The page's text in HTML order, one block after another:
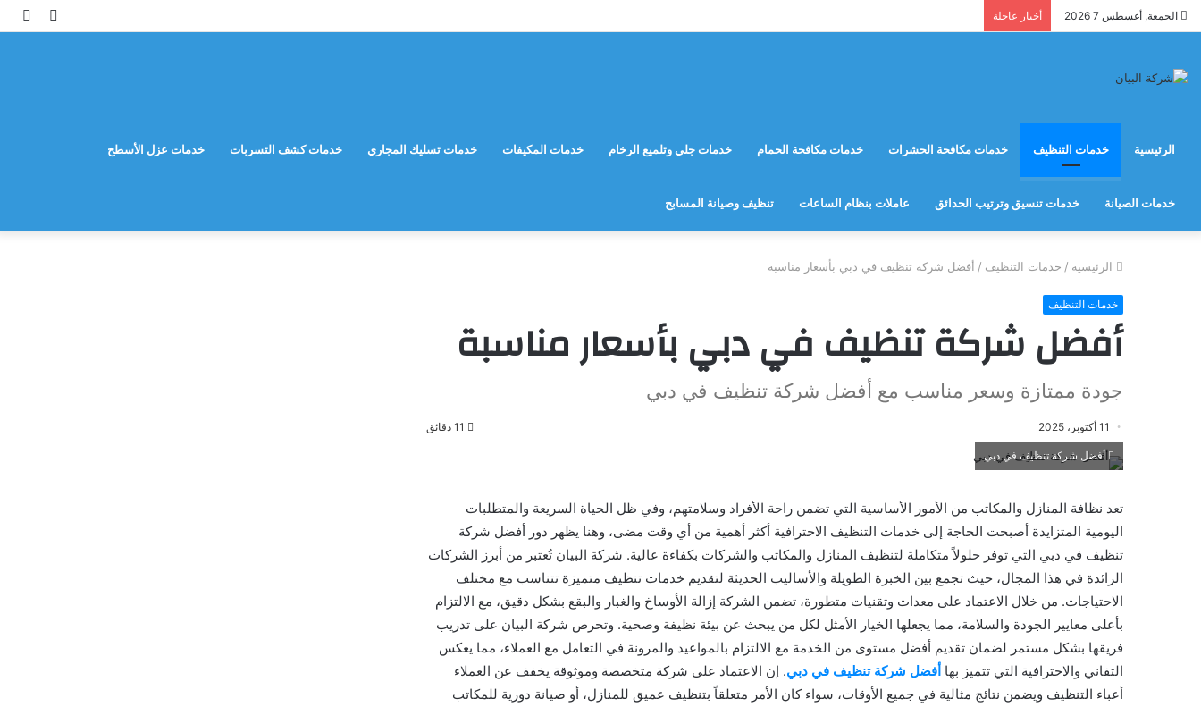
الجمعة, أغسطس 7 2026 أخبار عاجلة
مقال
الرئيسية خدمات التنظيف خدمات مكافحة الحشرات خدمات مكافحة الحمام خدمات جلي وتلميع الرخام خدمات المكيفات خدمات تسليك المجاري خدمات كشف التسربات خدمات عزل الأسطح
خدمات الصيانة خدمات تنسيق وترتيب الحدائق عاملات بنظام الساعات تنظيف وصيانة المسابح
الرئيسية / خدمات التنظيف / أفضل شركة تنظيف في دبي بأسعار مناسبة
خدمات التنظيف
أفضل شركة تنظيف في دبي بأسعار مناسبة
جودة ممتازة وسعر مناسب مع أفضل شركة تنظيف في دبي
11 أكتوبر، 2025
أفضل شركة تنظيف في دبي
تعد نظافة المنازل والمكاتب من الأمور الأساسية التي تضمن راحة الأفراد وسلامتهم، وفي ظل الحياة السريعة والمتطلبات
اليومية المتزايدة أصبحت الحاجة إلى خدمات التنظيف الاحترافية أكثر أهمية من أي وقت مضى، وهنا يظهر دور أفضل شركة
تنظيف في دبي التي توفر حلولاً متكاملة لتنظيف المنازل والمكاتب والشركات بكفاءة عالية. شركة البيان تُعتبر من أبرز الشركات
الرائدة في هذا المجال، حيث تجمع بين الخبرة الطويلة والأساليب الحديثة لتقديم خدمات تنظيف متميزة تتناسب مع مختلف
الاحتياجات. من خلال الاعتماد على معدات وتقنيات متطورة، تضمن الشركة إزالة الأوساخ والغبار والبقع بشكل دقيق، مع الالتزام
بأعلى معايير الجودة والسلامة، مما يجعلها الخيار الأمثل لكل من يبحث عن بيئة نظيفة وصحية. وتحرص شركة البيان على تدريب
فريقها بشكل مستمر لضمان تقديم أفضل مستوى من الخدمة مع الالتزام بالمواعيد والمرونة في التعامل مع العملاء، مما يعكس
التفاني والاحترافية التي تتميز بها أفضل شركة تنظيف في دبي. إن الاعتماد على شركة متخصصة وموثوقة يخفف عن العملاء
أعباء التنظيف ويضمن نتائج مثالية في جميع الأوقات، سواء كان الأمر متعلقاً بتنظيف عميق للمنازل، أو صيانة دورية للمكاتب